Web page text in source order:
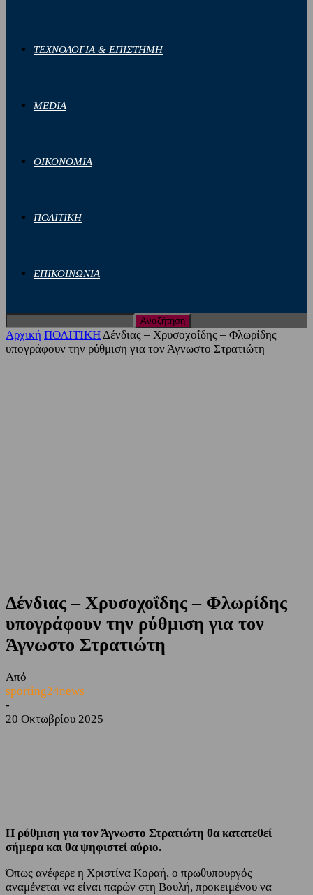
ΤΕΧΝΟΛΟΓΙΑ & ΕΠΙΣΤΗΜΗ
MEDIA
ΟΙΚΟΝΟΜΙΑ
ΠΟΛΙΤΙΚΗ
ΕΠΙΚΟΙΝΩΝΙΑ
Αρχική ΠΟΛΙΤΙΚΗΔένδιας – Χρυσοχοΐδης – Φλωρίδης
υπογράφουν την ρύθμιση για τον Άγνωστο Στρατιώτη
Δένδιας – Χρυσοχοΐδης – Φλωρίδης
υπογράφουν την ρύθμιση για τον
Άγνωστο Στρατιώτη
Από
sporting24news
-
20 Οκτωβρίου 2025
H ρύθμιση για τον Άγνωστο Στρατιώτη θα κατατεθεί
σήμερα και θα ψηφιστεί αύριο.
Όπως ανέφερε η Χριστίνα Κοραή, ο πρωθυπουργός
αναμένεται να είναι παρών στη Βουλή, προκειμένου να